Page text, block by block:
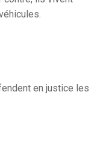
en justice les